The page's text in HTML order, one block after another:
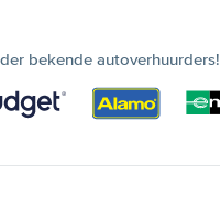
bekende autoverhuurders!